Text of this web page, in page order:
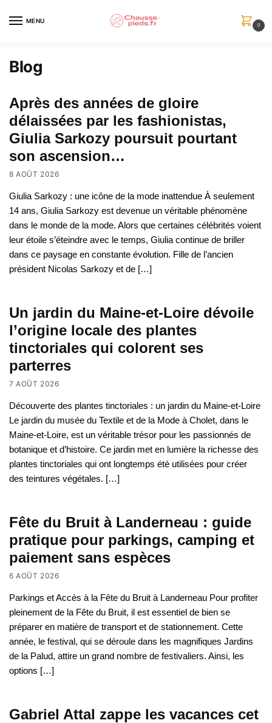
MENU
0
Blog
Après des années de gloire
délaissées par les fashionistas,
Giulia Sarkozy poursuit pourtant
son ascension…
8 AOÛT 2026
Giulia Sarkozy : une icône de la mode inattendue À seulement
14 ans, Giulia Sarkozy est devenue un véritable phénomène
dans le monde de la mode. Alors que certaines célébrités voient
leur étoile s’éteindre avec le temps, Giulia continue de briller
dans ce paysage en constante évolution. Fille de l’ancien
président Nicolas Sarkozy et de […]
Un jardin du Maine-et-Loire dévoile
l’origine locale des plantes
tinctoriales qui colorent ses
parterres
7 AOÛT 2026
Découverte des plantes tinctoriales : un jardin du Maine-et-Loire
Le jardin du musée du Textile et de la Mode à Cholet, dans le
Maine-et-Loire, est un véritable trésor pour les passionnés de
botanique et d’histoire. Ce jardin met en lumière la richesse des
plantes tinctoriales qui ont longtemps été utilisées pour créer
des teintures végétales. […]
Fête du Bruit à Landerneau : guide
pratique pour parkings, camping et
paiement sans espèces
6 AOÛT 2026
Parkings et Accès à la Fête du Bruit à Landerneau Pour profiter
pleinement de la Fête du Bruit, il est essentiel de bien se
préparer en matière de transport et de stationnement. Cette
année, le festival, qui se déroule dans les magnifiques Jardins
de la Palud, attire un grand nombre de festivaliers. Ainsi, les
options […]
Gabriel Attal zappe les vacances cet